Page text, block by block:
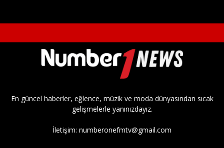
En güncel haberler, eğlence, müzik ve moda dünyasından sıcak
gelişmelerle yanınızdayız.
İletişim: numberonefmtv@gmail.com